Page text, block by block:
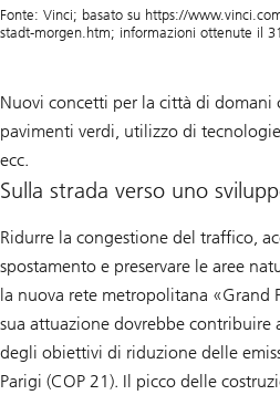
Fonte: Vinci; basato su https://
stadt-morgen.htm; informazioni ottenute il
Nuovi concetti per la città di domani
pavimenti verdi, utilizzo di
ecc.
Sulla strada verso uno
Ridurre la congestione del traffico,
spostamento e preservare le aree
la nuova rete metropolitana «Grand
sua attuazione dovrebbe
degli obiettivi di riduzione delle
Parigi (COP 21). Il picco delle